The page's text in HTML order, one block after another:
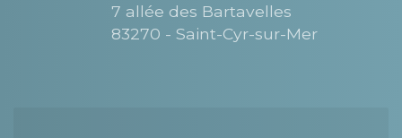
7 allée des Bartavelles
83270 - Saint-Cyr-sur-Mer